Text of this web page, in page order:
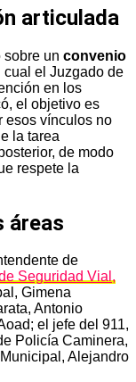
articulada
sobre un convenio
cual el Juzgado de
en los
el objetivo es
esos vínculos no
la tarea
de modo
respete la
áreas
de
Seguridad Vial,
Gimena
Antonio
el jefe del 911,
Policía Caminera,
Alejandro